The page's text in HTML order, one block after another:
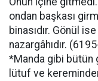
ondan başkası
binasıdır. Gönül
nazargâhıdır.
*Manda gibi bütün
lütuf ve